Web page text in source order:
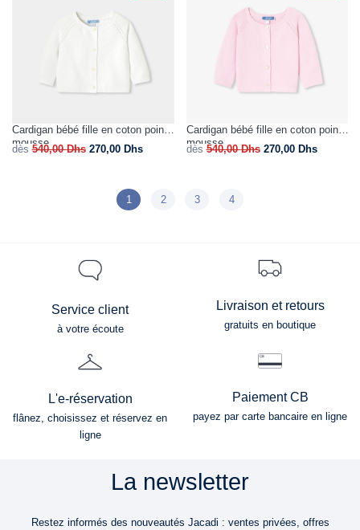
Cardigan bébé fille en coton point
mousse
dès 540,00Dhs 270,00 Dhs
Cardigan bébé fille en coton point
mousse
dès 540,00Dhs 270,00 Dhs
1 2 3 4
Service client
à votre écoute
Livraison et retours
gratuits en boutique
L'e-réservation
flânez, choisissez et réservez en
ligne
Paiement CB
payez par carte bancaire en ligne
La newsletter
Restez informés des nouveautés Jacadi : ventes privées, offres